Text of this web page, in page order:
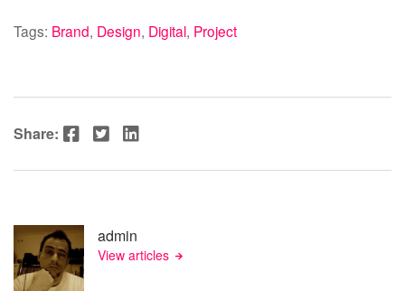
Tags: Brand, Design, Digital, Project
Share: Facebook Twitter LinkedIn
admin
View articles